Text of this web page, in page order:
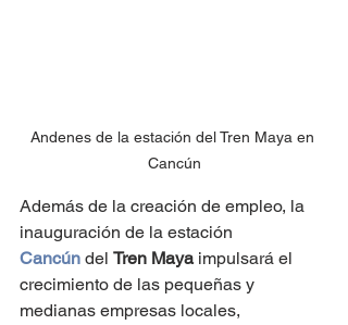
Andenes de la estación del Tren Maya en
Cancún
Además de la creación de empleo, la
inauguración de la estación
Cancún del Tren Maya impulsará el
crecimiento de las pequeñas y
medianas empresas locales,